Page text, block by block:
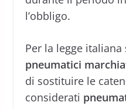
l’obbligo.
Per la legge
pneumatici
di sostituire le
considerati